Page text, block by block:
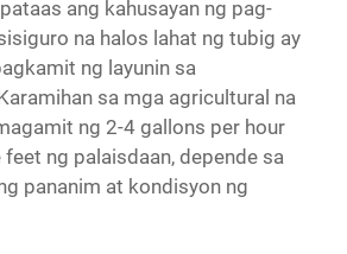
ang kahusayan ng pag-
na halos lahat ng tubig ay
ng layunin sa
sa mga agricultural na
ng 2-4 gallons per hour
ng palaisdaan, depende sa
pananim at kondisyon ng